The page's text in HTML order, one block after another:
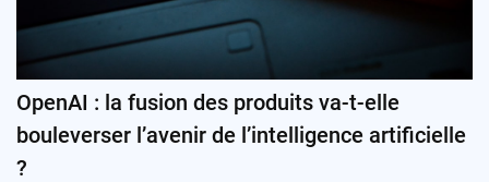
OpenAI : la fusion des produits va-t-elle
bouleverser l’avenir de l’intelligence artificielle
?